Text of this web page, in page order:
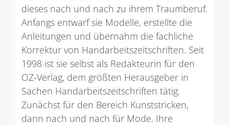
dieses nach und nach zu ihrem Traumberuf.
Anfangs entwarf sie Modelle, erstellte die
Anleitungen und übernahm die fachliche
Korrektur von Handarbeitszeitschriften. Seit
1998 ist sie selbst als Redakteurin für den
OZ-Verlag, dem größten Herausgeber in
Sachen Handarbeitszeitschriften tätig.
Zunächst für den Bereich Kunststricken,
dann nach und nach für Mode. Ihre